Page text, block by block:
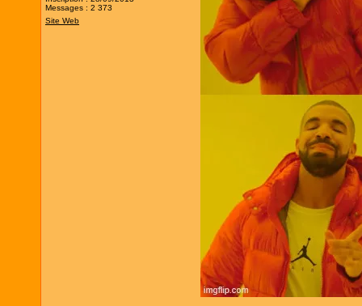
Messages : 2 373
Site Web